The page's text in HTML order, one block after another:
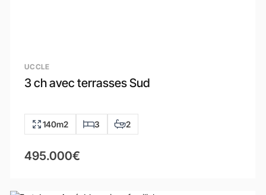
UCCLE
3 ch avec terrasses Sud
140m2 3 2
495.000€